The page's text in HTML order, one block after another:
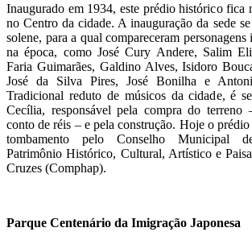
Inaugurado em 1934, este prédio histórico fica
no Centro da cidade. A inauguração da sede
solene, para a qual compareceram personagens
na época, como José Cury Andere, Salim
Faria Guimarães, Galdino Alves, Isidoro
José da Silva Pires, José Bonilha e
Tradicional reduto de músicos da cidade, é
Cecília, responsável pela compra do
conto de réis – e pela construção. Hoje o prédio
tombamento pelo Conselho Municipal
Patrimônio Histórico, Cultural, Artístico e
Cruzes (Comphap).
Parque Centenário da Imigração Japonesa